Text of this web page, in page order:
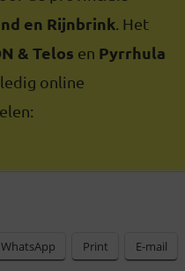
en Rijnbrink. Het
& Telos en Pyrrhula
online
WhatsApp Print E-mail